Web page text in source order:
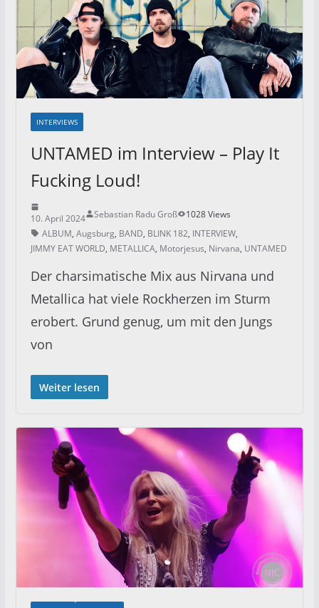
INTERVIEWS
UNTAMED im Interview – Play It
Fucking Loud!
10. April 2024 Sebastian Radu Groß
1028 Views
ALBUM, Augsburg, BAND, BLINK 182, INTERVIEW,
JIMMY EAT WORLD, METALLICA, Motorjesus, Nirvana, UNTAMED
Der charsimatische Mix aus Nirvana und
Metallica hat viele Rockherzen im Sturm
erobert. Grund genug, um mit den Jungs
von
Weiter lesen